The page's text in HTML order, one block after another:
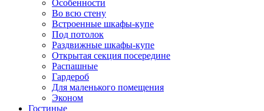
Особенности
Во всю стену
Встроенные шкафы-купе
Под потолок
Раздвижные шкафы-купе
Открытая секция посередине
Распашные
Гардероб
Для маленького помещения
Эконом
Гостиные